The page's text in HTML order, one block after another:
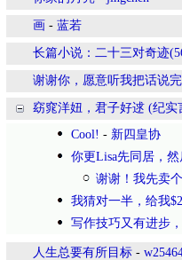
画 - 蓝若
长篇小说：二十三对奇迹
谢谢你，愿意听我把话说完
窈窕洋妞，君子好逑 (纪实
Cool! - 新四皇协
你更Lisa先同居，
谢谢！我先卖
我猜对一半，给我
写作技巧又有进步，
人生总要有所目标 -